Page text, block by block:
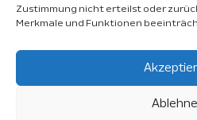
Zustimmung nicht erteilst oder
Merkmale und Funktionen
EU-Cookie-